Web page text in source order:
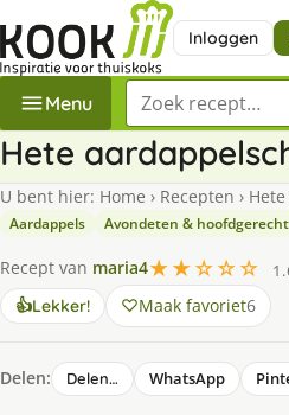
Inloggen
Menu Zoek een recept
Hete
U bent hier: Home › Recepten ›
Aardappels Avondeten &
Recept van maria4★★☆☆☆
👍Lekker! Maak favoriet6
Delen: Delen… WhatsApp